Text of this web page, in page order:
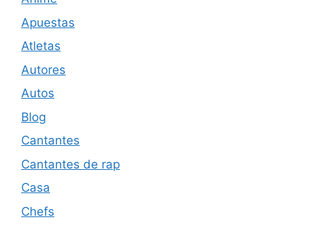
Apuestas
Atletas
Autores
Autos
Blog
Cantantes
Cantantes de rap
Casa
Chefs